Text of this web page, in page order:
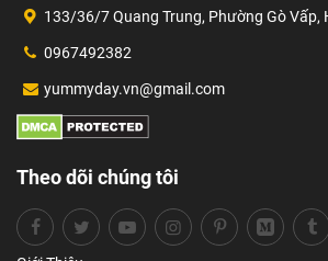
133/36/7 Quang Trung, Phường Gò Vấp,
0967492382
yummyday.vn@gmail.com
Theo dõi chúng tôi